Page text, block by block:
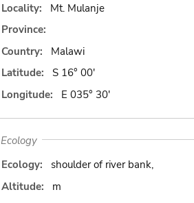
Locality:
Mt. Mulanje
Province:
Country:
Malawi
Latitude:
S 16° 00'
Longitude:
E 035° 30'
Ecology
Ecology:
shoulder of river bank,
Altitude:
m